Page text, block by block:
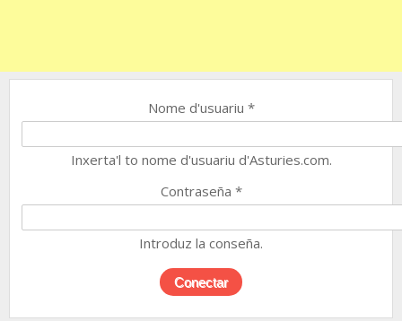
Nome d'usuariu *
Inxerta'l to nome d'usuariu d'Asturies.com.
Contraseña *
Introduz la conseña.